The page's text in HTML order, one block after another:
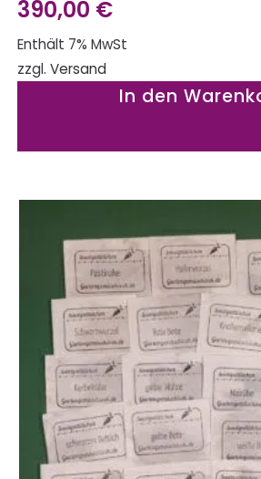
390,00 €
Enthält 7% MwSt
zzgl. Versand
In den